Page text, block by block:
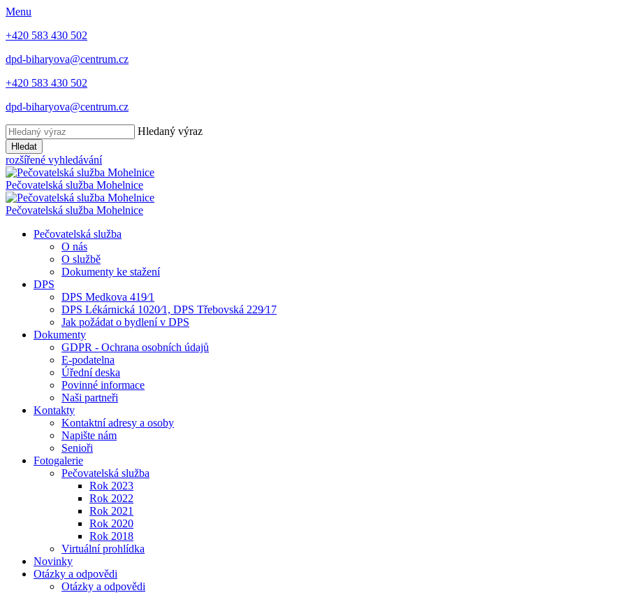
Menu
+420 583 430 502
dpd-biharyova@centrum.cz
+420 583 430 502
dpd-biharyova@centrum.cz
Hledaný výraz
Hledat
rozšířené vyhledávání
Pečovatelská služba Mohelnice
Pečovatelská služba Mohelnice
Pečovatelská služba
O nás
O službě
Dokumenty ke stažení
DPS
DPS Medkova 419⁄1
DPS Lékárnická 1020⁄1, DPS Třebovská 229⁄17
Jak požádat o bydlení v DPS
Dokumenty
GDPR - Ochrana osobních údajů
E-podatelna
Úřední deska
Povinné informace
Naši partneři
Kontakty
Kontaktní adresy a osoby
Napište nám
Senioři
Fotogalerie
Pečovatelská služba
Rok 2023
Rok 2022
Rok 2021
Rok 2020
Rok 2018
Virtuální prohlídka
Novinky
Otázky a odpovědi
Otázky a odpovědi